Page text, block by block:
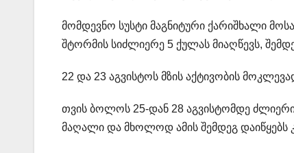
მომდევნო სუსტი მაგნიტური ქარიშხალი
შტორმის სიძლიერე 5 ქულას მიაღწევს,
22 და 23 აგვისტოს მზის აქტივობის
თვის ბოლოს 25-დან 28 აგვისტომდე ძლიერი
მაღალი და მხოლოდ ამის შემდეგ დაიწყებს